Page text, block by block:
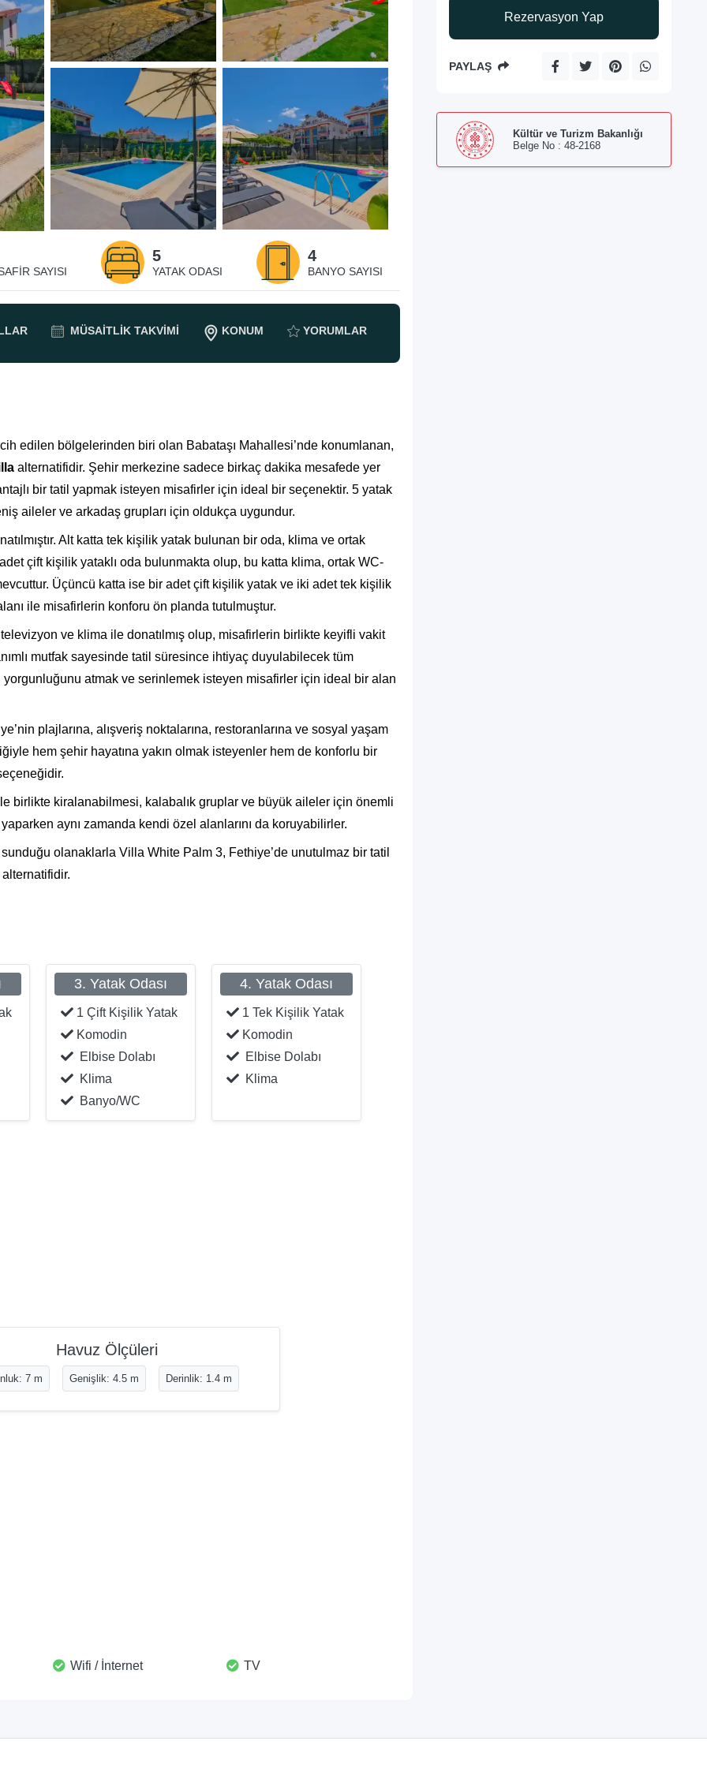
SAYISI
5
YATAK ODASI
4
BANYO SAYISI
MÜSAITLIK TAKVIMI KONUM YORUMLAR
edilen bölgelerinden biri olan Babataşı Mahallesi’nde konumlanan,
alternatifidir. Şehir merkezine sadece birkaç dakika mesafede yer
bir tatil yapmak isteyen misafirler için ideal bir seçenektir. 5 yatak
aileler ve arkadaş grupları için oldukça uygundur.
Alt katta tek kişilik yatak bulunan bir oda, klima ve ortak
çift kişilik yataklı oda bulunmakta olup, bu katta klima, ortak WC-
Üçüncü katta ise bir adet çift kişilik yatak ve iki adet tek kişilik
ile misafirlerin konforu ön planda tutulmuştur.
ve klima ile donatılmış olup, misafirlerin birlikte keyifli vakit
mutfak sayesinde tatil süresince ihtiyaç duyulabilecek tüm
atmak ve serinlemek isteyen misafirler için ideal bir alan
plajlarına, alışveriş noktalarına, restoranlarına ve sosyal yaşam
hem şehir hayatına yakın olmak isteyenler hem de konforlu bir
birlikte kiralanabilmesi, kalabalık gruplar ve büyük aileler için önemli
aynı zamanda kendi özel alanlarını da koruyabilirler.
olanaklarla Villa White Palm 3, Fethiye’de unutulmaz bir tatil
alternatifidir.
3. Yatak Odası
1 Çift Kişilik Yatak
Komodin
Elbise Dolabı
Klima
Banyo/WC
4. Yatak Odası
1 Tek Kişilik Yatak
Komodin
Elbise Dolabı
Klima
Havuz Ölçüleri
7 m Genişlik: 4.5 m Derinlik: 1.4 m
Wifi / İnternet TV
Rezervasyon Yap
PAYLAŞ
Kültür ve Turizm Bakanlığı
Belge No : 48-2168